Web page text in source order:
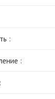
:
: